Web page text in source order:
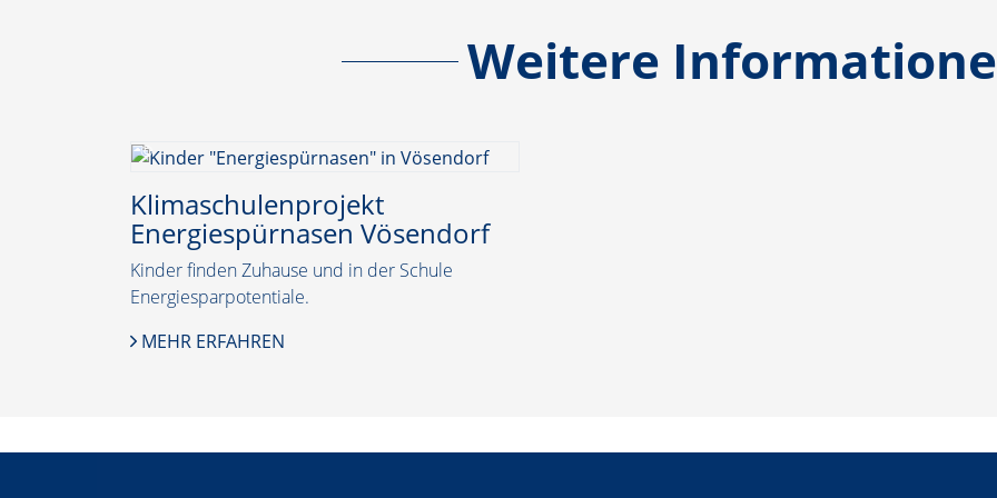
Weitere
Klimaschulenprojekt
Energiespürnasen Vösendorf
Kinder finden Zuhause und in der Schule
Energiesparpotentiale.
MEHR ERFAHREN